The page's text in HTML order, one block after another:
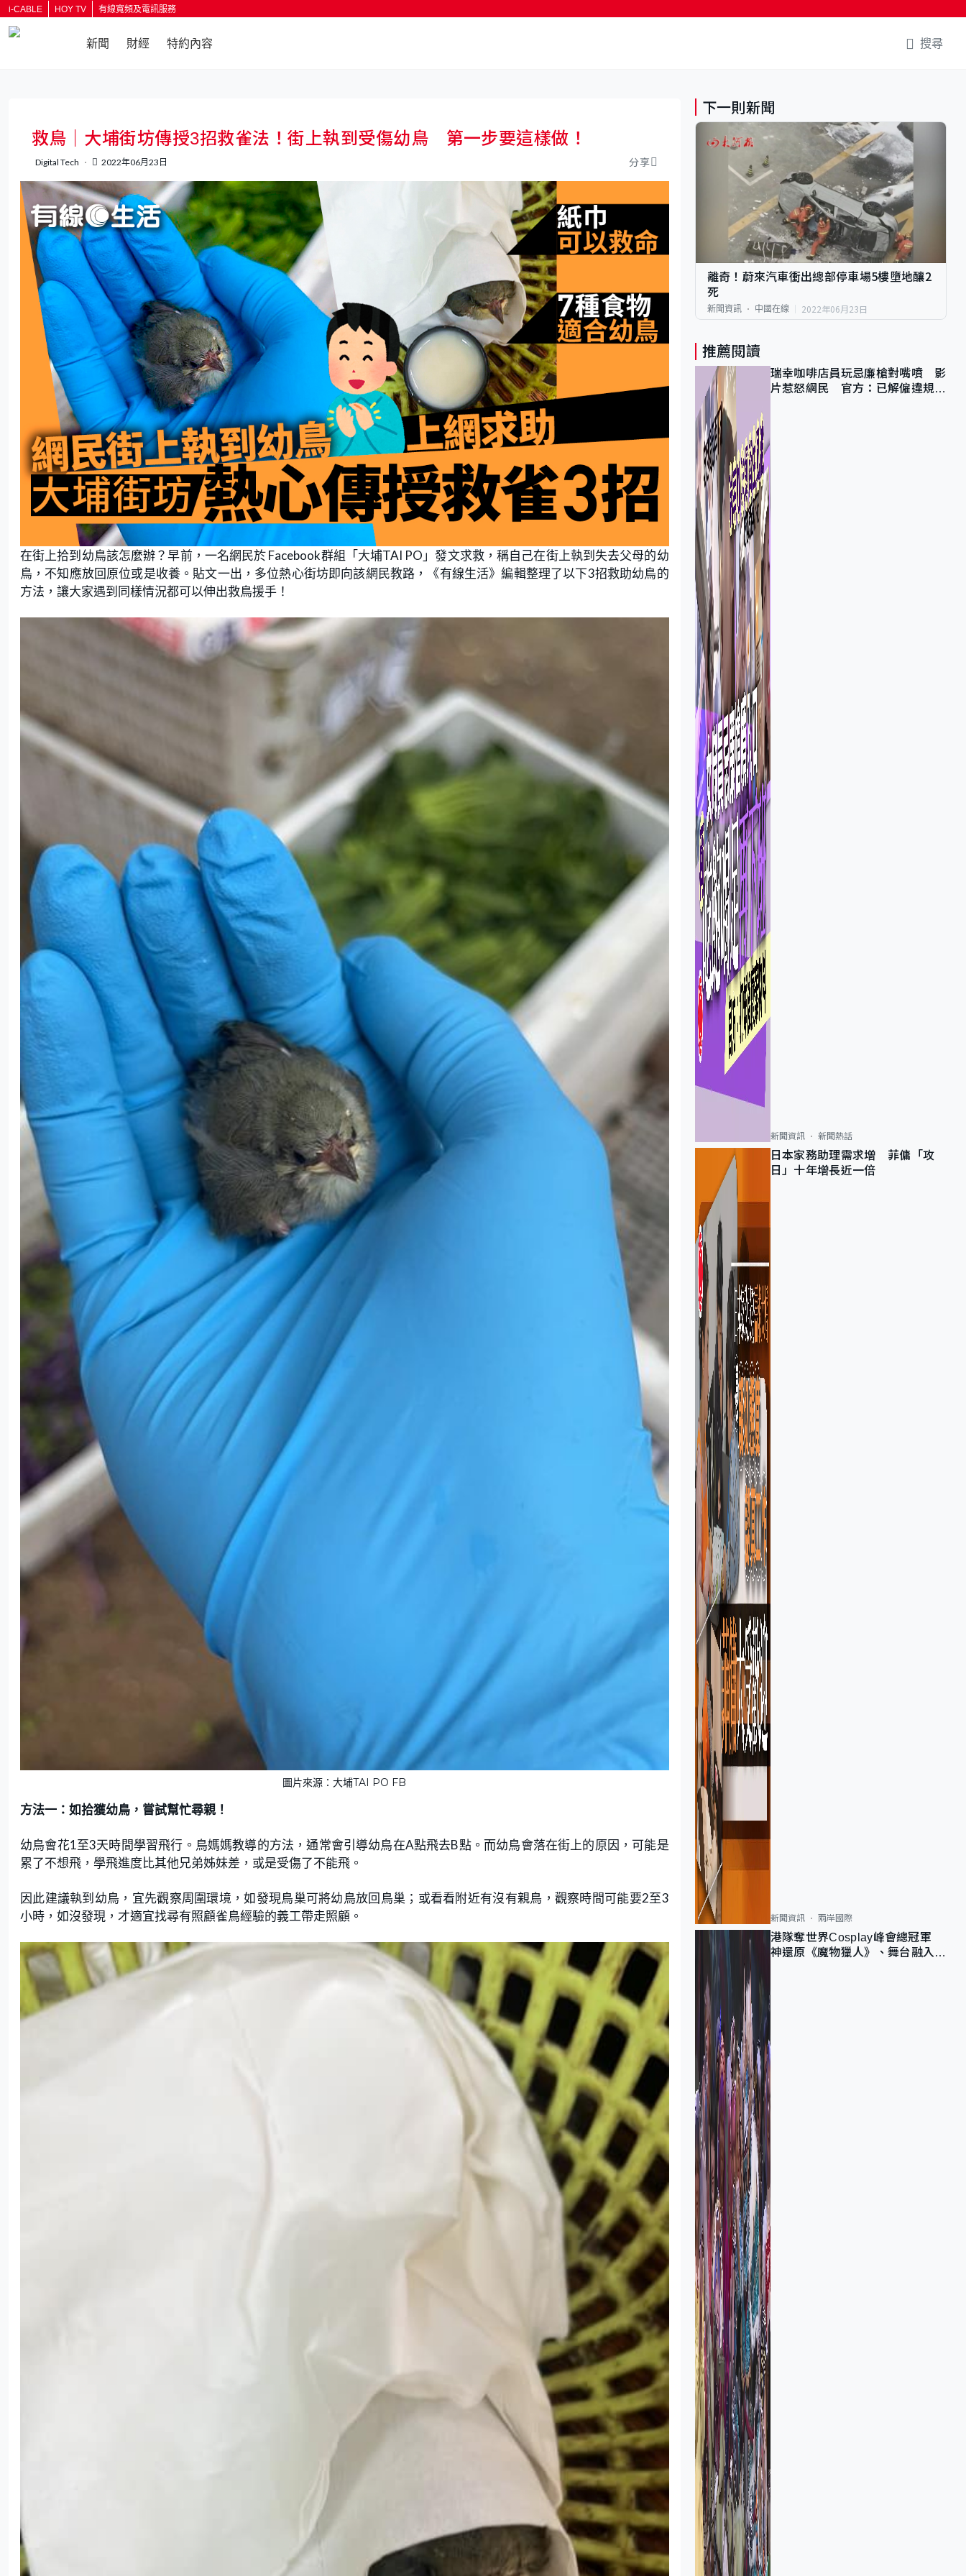
i-CABLE HOY TV 有線寬頻及電訊服務
新聞 財經 特約內容 搜尋
救鳥｜大埔街坊傳授3招救雀法！街上執到受傷幼鳥 第一步要這樣做！
Digital Tech 2022年06月23日 分享
在街上拾到幼鳥該怎麼辦？早前，一名網民於 Facebook群組「大埔TAI PO」發文求救，稱自己在街上執到失去父母的幼
鳥，不知應放回原位或是收養。貼文一出，多位熱心街坊即向該網民教路，《有線生活》編輯整理了以下3招救助幼鳥的
方法，讓大家遇到同樣情況都可以伸出救鳥援手！
圖片來源：大埔TAI PO FB
方法一：如拾獲幼鳥，嘗試幫忙尋親！
幼鳥會花1至3天時間學習飛行。鳥媽媽教導的方法，通常會引導幼鳥在A點飛去B點。而幼鳥會落在街上的原因，可能是
累了不想飛，學飛進度比其他兄弟姊妹差，或是受傷了不能飛。
因此建議執到幼鳥，宜先觀察周圍環境，如發現鳥巢可將幼鳥放回鳥巢；或看看附近有沒有親鳥，觀察時間可能要2至3
小時，如沒發現，才適宜找尋有照顧雀鳥經驗的義工帶走照顧。
下一則新聞
離奇！蔚來汽車衝出總部停車場5樓墮地釀2
死
新聞資訊 中國在線 2022年06月23日
推薦閱讀
瑞幸咖啡店員玩忌廉槍對嘴噴 影
片惹怒網民 官方：已解僱違規員
新聞資訊 新聞熱話
日本家務助理需求增 菲傭「攻
日」十年增長近一倍
新聞資訊 兩岸國際
港隊奪世界Cosplay峰會總冠軍
神還原《魔物獵人》、舞台融入獅